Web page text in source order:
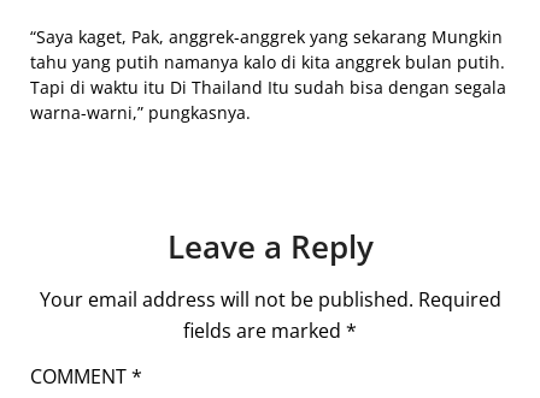
“Saya kaget, Pak, anggrek-anggrek yang sekarang Mungkin
tahu yang putih namanya kalo di kita anggrek bulan putih.
Tapi di waktu itu Di Thailand Itu sudah bisa dengan segala
warna-warni,” pungkasnya.
Leave a Reply
Your email address will not be published. Required
fields are marked *
COMMENT*